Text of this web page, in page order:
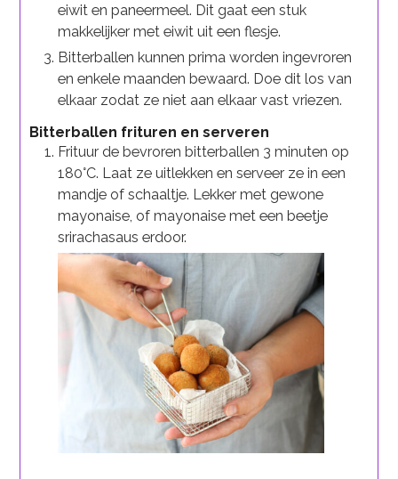
eiwit en paneermeel. Dit gaat een stuk
makkelijker met eiwit uit een flesje.
Bitterballen kunnen prima worden ingevroren
en enkele maanden bewaard. Doe dit los van
elkaar zodat ze niet aan elkaar vast vriezen.
Bitterballen frituren en serveren
Frituur de bevroren bitterballen 3 minuten op
180°C. Laat ze uitlekken en serveer ze in een
mandje of schaaltje. Lekker met gewone
mayonaise, of mayonaise met een beetje
srirachasaus erdoor.